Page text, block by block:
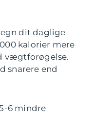
dit daglige
kalorier mere
vægtforøgelse.
snarere end
6 mindre